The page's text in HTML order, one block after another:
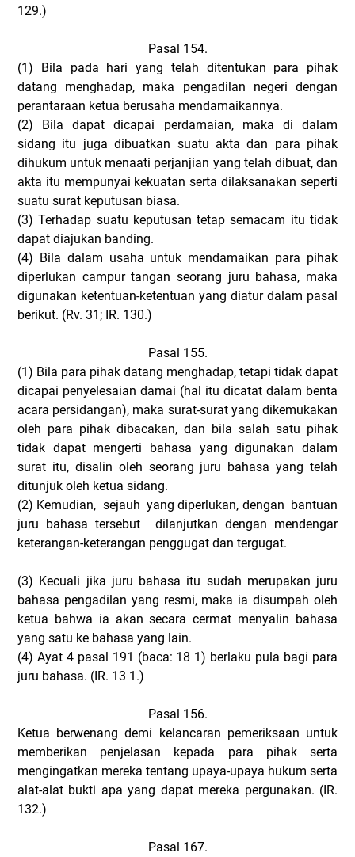
129.)
Pasal 154.
(1)
Bila pada hari yang telah ditentukan para pihak
datang menghadap, maka pengadilan negeri dengan
perantaraan ketua berusaha mendamaikannya.
(2)
Bila dapat dicapai perdamaian, maka di dalam
sidang itu juga dibuatkan suatu akta dan para pihak
dihukum untuk menaati perjanjian yang telah dibuat, dan
akta itu mempunyai kekuatan serta dilaksanakan seperti
suatu surat keputusan biasa.
(3) Terhadap suatu keputusan tetap semacam itu tidak
dapat diajukan banding.
(4) Bila dalam usaha untuk mendamaikan para pihak
diperlukan campur tangan seorang juru bahasa, maka
digunakan ketentuan-ketentuan yang diatur dalam pasal
berikut. (Rv. 31; IR. 130.)
Pasal 155.
(1) Bila para pihak datang menghadap, tetapi tidak dapat
dicapai penyelesaian damai (hal itu dicatat dalam benta
acara persidangan), maka surat-surat yang dikemukakan
oleh para pihak dibacakan, dan bila salah satu pihak
tidak dapat mengerti bahasa yang digunakan dalam
surat itu, disalin oleh seorang juru bahasa yang telah
ditunjuk oleh ketua sidang.
(2) Kemudian, sejauh yang diperlukan, dengan bantuan
juru bahasa tersebut dilanjutkan dengan mendengar
keterangan-keterangan penggugat dan tergugat.
(3) Kecuali jika juru bahasa itu sudah merupakan juru
bahasa pengadilan yang resmi, maka ia disumpah oleh
ketua bahwa ia akan secara cermat menyalin bahasa
yang satu ke bahasa yang lain.
(4) Ayat 4 pasal 191 (baca: 18 1) berlaku pula bagi para
juru bahasa. (IR. 13 1.)
Pasal 156.
Ketua berwenang demi kelancaran pemeriksaan untuk
memberikan penjelasan kepada para pihak serta
mengingatkan mereka tentang upaya-upaya hukum serta
alat-alat bukti apa yang dapat mereka pergunakan. (IR.
132.)
Pasal 167.